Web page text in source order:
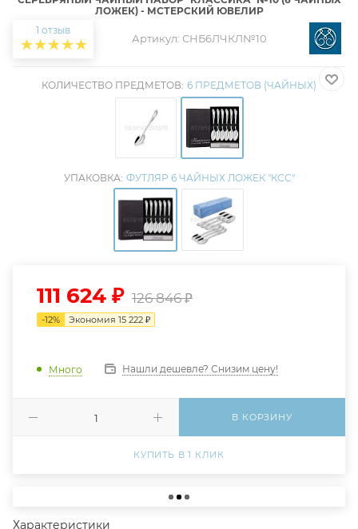
ЛОЖЕК) - МСТЕРСКИЙ ЮВЕЛИР
1 отзыв
Артикул: СНБ6ЛЧКЛ№10
КОЛИЧЕСТВО ПРЕДМЕТОВ: 6 ПРЕДМЕТОВ (ЧАЙНЫХ)
УПАКОВКА: ФУТЛЯР 6 ЧАЙНЫХ ЛОЖЕК "КСС"
111 624 ₽ 126 846₽
-12% Экономия 15 222 ₽
Много Нашли дешевле? Снизим цену!
В КОРЗИНУ
КУПИТЬ В 1 КЛИК
Характеристики